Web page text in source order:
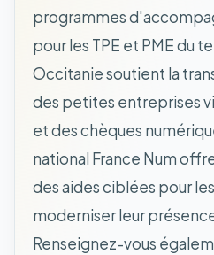
programmes
pour les TPE et PME du
Occitanie soutient la
des petites entreprises
et des chèques
national France Num
des aides ciblées pour
moderniser leur
Renseignez-vous